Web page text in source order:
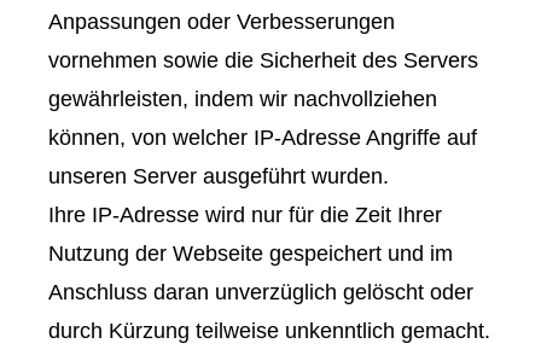
Anpassungen oder Verbesserungen
vornehmen sowie die Sicherheit des Servers
gewährleisten, indem wir nachvollziehen
können, von welcher IP-Adresse Angriffe auf
unseren Server ausgeführt wurden.
Ihre IP-Adresse wird nur für die Zeit Ihrer
Nutzung der Webseite gespeichert und im
Anschluss daran unverzüglich gelöscht oder
durch Kürzung teilweise unkenntlich gemacht.